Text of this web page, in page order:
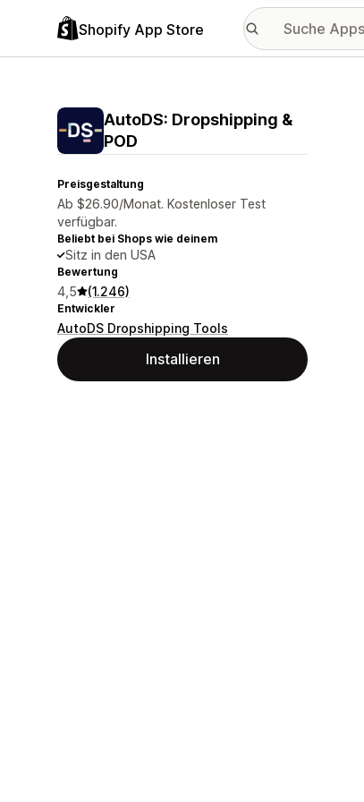
Shopify App Store
AutoDS: Dropshipping &
POD
Preisgestaltung
Ab $26.90/Monat. Kostenloser Test
verfügbar.
Beliebt bei Shops wie deinem
Sitz in den USA
Bewertung
4,5 (1.246)
Entwickler
AutoDS Dropshipping Tools
Installieren